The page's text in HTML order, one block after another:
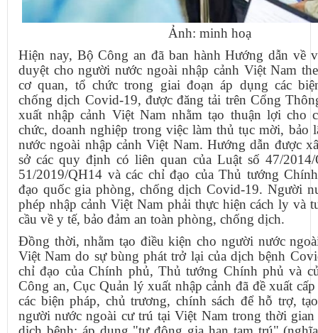
Ảnh: minh hoạ
Hiện nay, Bộ Công an đã ban hành Hướng dẫn về
duyệt cho người nước ngoài nhập cảnh Việt Nam
cơ quan, tổ chức trong giai đoạn áp dụng các
chống dịch Covid-19, được đăng tải trên Cổng
xuất nhập cảnh Việt Nam nhằm tạo thuận lợi cho
chức, doanh nghiệp trong việc làm thủ tục mời, bảo
nước ngoài nhập cảnh Việt Nam. Hướng dẫn được
sở các quy định có liên quan của Luật số 47/
51/2019/QH14 và các chỉ đạo của Thủ tướng
đạo quốc gia phòng, chống dịch Covid-19. Người
phép nhập cảnh Việt Nam phải thực hiện cách ly và
cầu về y tế, bảo đảm an toàn phòng, chống dịch.
Đồng thời, nhằm tạo điều kiện cho người nước
Việt Nam do sự bùng phát trở lại của dịch bệnh
chỉ đạo của Chính phủ, Thủ tướng Chính phủ và
Công an, Cục Quản lý xuất nhập cảnh đã đề xuất
các biện pháp, chủ trương, chính sách để hỗ trợ,
người nước ngoài cư trú tại Việt Nam trong thời